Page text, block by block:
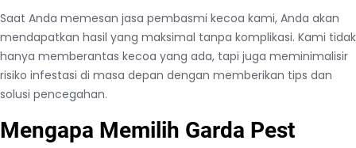
a
d
a
k
a
Saat Anda memesan jasa pembasmi kecoa kami, Anda akan
mendapatkan hasil yang maksimal tanpa komplikasi. Kami tidak
hanya memberantas kecoa yang ada, tapi juga meminimalisir
risiko infestasi di masa depan dengan memberikan tips dan
solusi pencegahan.
Mengapa Memilih Garda Pest